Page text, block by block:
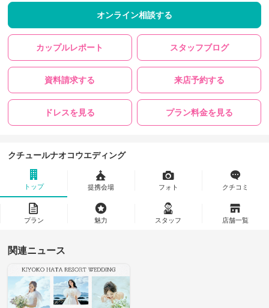
オンライン相談する
カップルレポート スタッフブログ
資料請求する 来店予約する
ドレスを見る プラン料金を見る
クチュールナオコウエディング
トップ 提携会場 フォト クチコミ
プラン 魅力 スタッフ 店舗一覧
関連ニュース